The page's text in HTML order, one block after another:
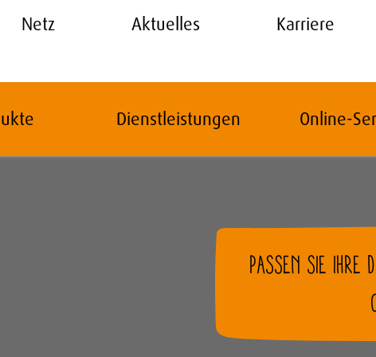
Netz Aktuelles Karriere
Dienstleistungen Online-
PASSEN SIE IHRE